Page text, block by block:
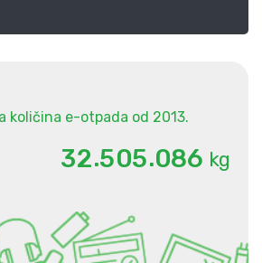
količina e-otpada od 2013.
32.505.086 kg